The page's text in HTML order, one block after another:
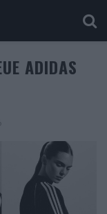
ADIDAS